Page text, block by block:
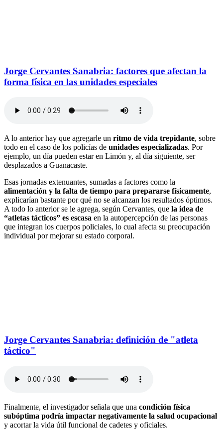
Jorge Cervantes Sanabria: factores que afectan la
forma física en las unidades especiales
A lo anterior hay que agregarle un ritmo de vida trepidante, sobre
todo en el caso de los policías de unidades especializadas. Por
ejemplo, un día pueden estar en Limón y, al día siguiente, ser
desplazados a Guanacaste.
Esas jornadas extenuantes, sumadas a factores como la
alimentación y la falta de tiempo para prepararse físicamente,
explicarían bastante por qué no se alcanzan los resultados óptimos.
A todo lo anterior se le agrega, según Cervantes, que la idea de
“atletas tácticos” es escasa en la autopercepción de las personas
que integran los cuerpos policiales, lo cual afecta su preocupación
individual por mejorar su estado corporal.
Jorge Cervantes Sanabria: definición de "atleta
táctico"
Finalmente, el investigador señala que una condición física
subóptima podría impactar negativamente la salud ocupacional
y acortar la vida útil funcional de cadetes y oficiales.